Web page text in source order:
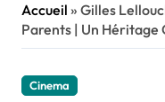
Accueil » Gilles
Parents | Un Héritage
Cinema